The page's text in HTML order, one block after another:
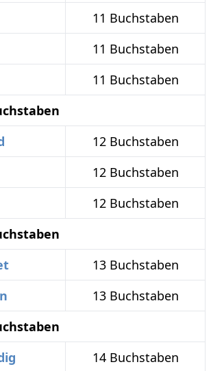
11 Buchstaben
11 Buchstaben
11 Buchstaben
12 Buchstaben
12 Buchstaben
12 Buchstaben
13 Buchstaben
13 Buchstaben
14 Buchstaben